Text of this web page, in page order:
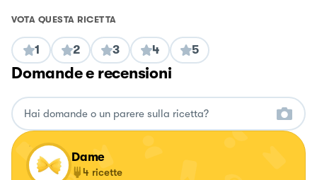
VOTA QUESTA RICETTA
1 2 3 4 5
Domande e recensioni
Dame
4 ricette